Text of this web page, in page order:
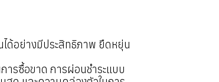
ได้อย่างมีประสิทธิภาพ ยืดหยุ่น
ารซื้อขาด การผ่อนชำระแบบ